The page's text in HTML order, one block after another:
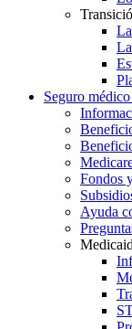
Seguro
Fondos
Ayuda
Medicaid